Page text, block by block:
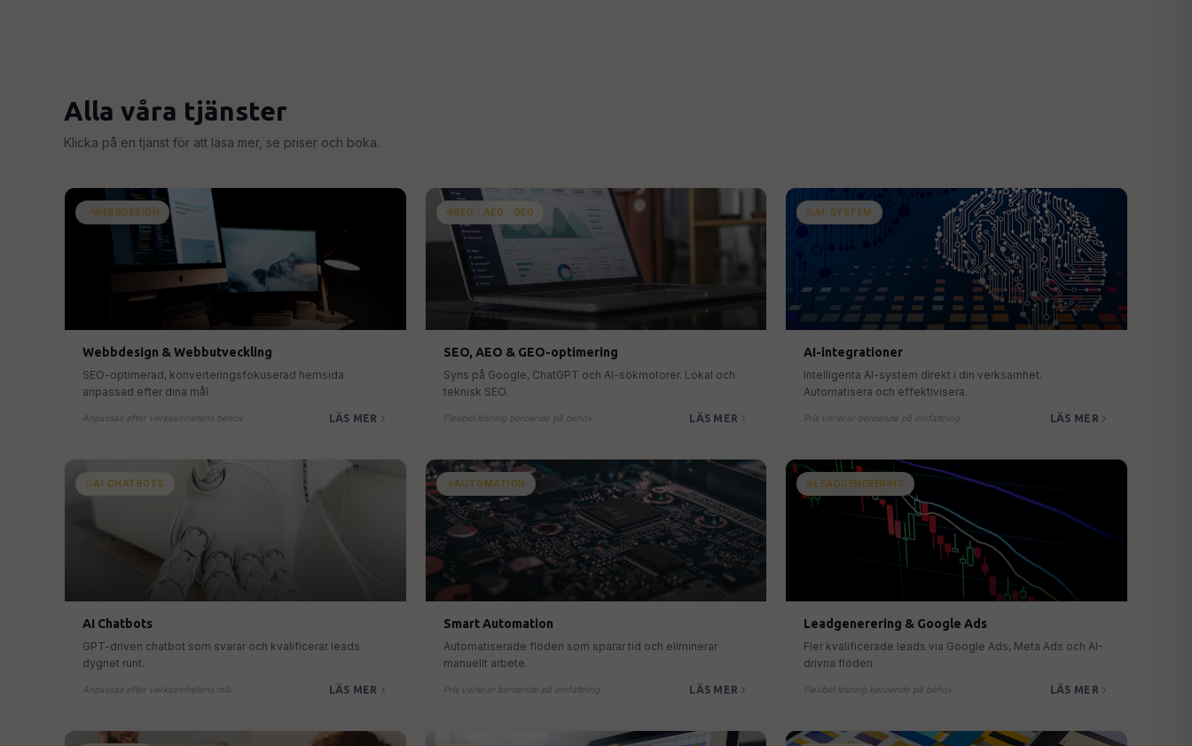
Alla våra tjänster
Klicka på en tjänst för att läsa mer, se priser och boka.
WEBBDESIGN
Webbdesign & Webbutveckling
SEO-optimerad, konverteringsfokuserad hemsida
anpassad efter dina mål.
Anpassas efter verksamhetens behov LÄS MER
SEO · AEO · GEO
SEO, AEO & GEO-optimering
Syns på Google, ChatGPT och AI-sökmotorer. Lokal och
teknisk SEO.
Flexibel lösning beroende på behov LÄS MER
AI-SYSTEM
AI-integrationer
Intelligenta AI-system direkt i din verksamhet.
Automatisera och effektivisera.
Pris varierar beroende på omfattning LÄS MER
AI CHATBOTS
AI Chatbots
GPT-driven chatbot som svarar och kvalificerar leads
dygnet runt.
Anpassas efter verksamhetens mål LÄS MER
AUTOMATION
Smart Automation
Automatiserade flöden som sparar tid och eliminerar
manuellt arbete.
Pris varierar beroende på omfattning LÄS MER
LEADGENERERING
Leadgenerering & Google Ads
Fler kvalificerade leads via Google Ads, Meta Ads och AI-
drivna flöden.
Flexibel lösning beroende på behov LÄS MER